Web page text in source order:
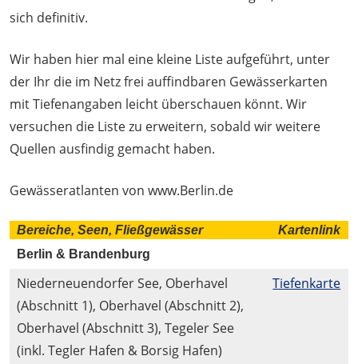
sich definitiv.
Wir haben hier mal eine kleine Liste aufgeführt, unter
der Ihr die im Netz frei auffindbaren Gewässerkarten
mit Tiefenangaben leicht überschauen könnt. Wir
versuchen die Liste zu erweitern, sobald wir weitere
Quellen ausfindig gemacht haben.
Gewässeratlanten von www.Berlin.de
Bereiche, Seen, Fließgewässer
Kartenlink
Berlin & Brandenburg
Niederneuendorfer See, Oberhavel
(Abschnitt 1), Oberhavel (Abschnitt 2),
Oberhavel (Abschnitt 3), Tegeler See
(inkl. Tegler Hafen & Borsig Hafen)
Tiefenkarte